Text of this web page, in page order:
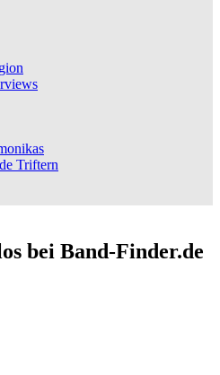
Triftern
bei Band-Finder.de